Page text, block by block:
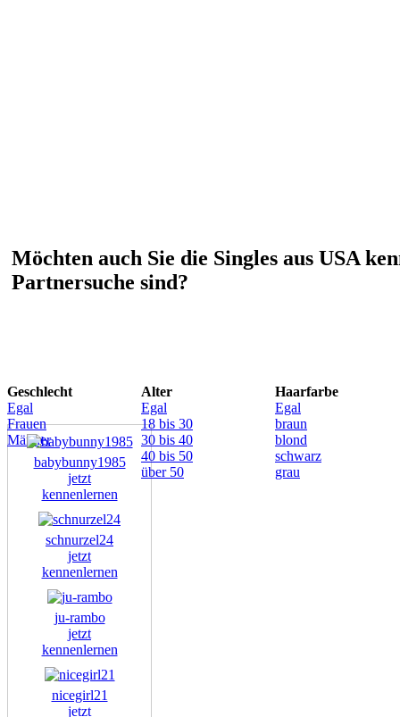
Möchten auch Sie die Singles aus USA
Partnersuche sind?
Geschlecht
Egal
Frauen
Männer
Alter
Egal
18 bis 30
30 bis 40
40 bis 50
über 50
Haarfarbe
Egal
braun
blond
schwarz
grau
babybunny1985
jetzt
kennenlernen
schnurzel24
jetzt
kennenlernen
ju-rambo
jetzt
kennenlernen
nicegirl21
jetzt